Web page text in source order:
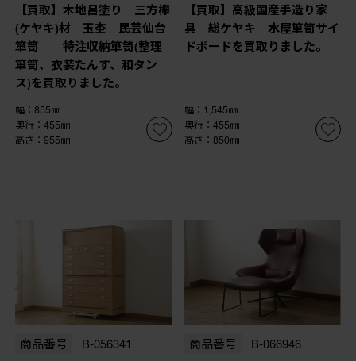
【買取】木地呂塗り 三方欅
(ケヤキ)材 玉杢 民芸仙台
箪笥 特注収納箪笥(整理
箪笥、衣装たんす、和タン
ス)を買取りました。
幅：855㎜
奥行：455㎜
高さ：955㎜
【買取】高級国産手造り家
具 総ケヤキ 水屋箪笥サイ
ドボードを買取りました。
幅：1,545㎜
奥行：455㎜
高さ：850㎜
商品番号 B-056341 商品番号 B-066946